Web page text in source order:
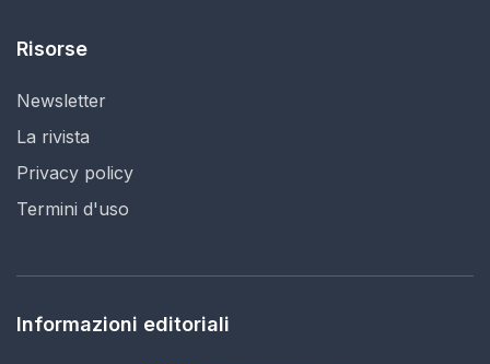
Risorse
Newsletter
La rivista
Privacy policy
Termini d'uso
Informazioni editoriali